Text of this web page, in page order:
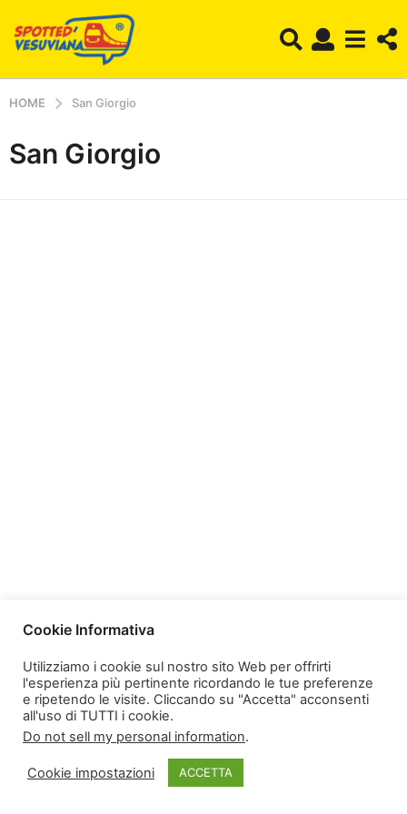
HOME San Giorgio
San Giorgio
© 2026 Marchio Registrato Spotted Vesuviana
Cookie Informativa
Utilizziamo i cookie sul nostro sito Web per offrirti
l'esperienza più pertinente ricordando le tue preferenze
e ripetendo le visite. Cliccando su "Accetta" acconsenti
all'uso di TUTTI i cookie.
Do not sell my personal information.
Cookie impostazioni ACCETTA